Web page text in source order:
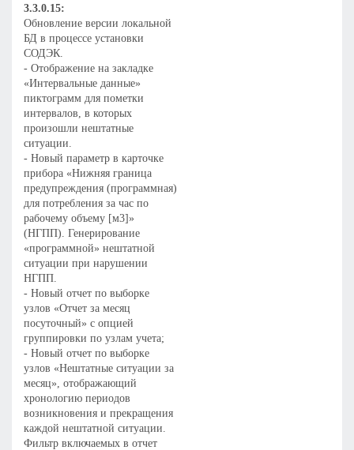
3.3.0.15:
Обновление версии локальной
БД в процессе установки
СОДЭК.
- Отображение на закладке
«Интервальные данные»
пиктограмм для пометки
интервалов, в которых
произошли нештатные
ситуации.
- Новый параметр в карточке
прибора «Нижняя граница
предупреждения (программная)
для потребления за час по
рабочему объему [м3]»
(НГПП). Генерирование
«программной» нештатной
ситуации при нарушении
НГПП.
- Новый отчет по выборке
узлов «Отчет за месяц
посуточный» с опцией
группировки по узлам учета;
- Новый отчет по выборке
узлов «Нештатные ситуации за
месяц», отображающий
хронологию периодов
возникновения и прекращения
каждой нештатной ситуации.
Фильтр включаемых в отчет